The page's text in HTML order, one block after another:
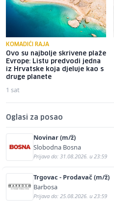
KOMADIĆI RAJA
Ovo su najbolje skrivene plaže
Evrope: Listu predvodi jedna
iz Hrvatske koja djeluje kao s
druge planete
1 sat
Oglasi za posao
Novinar (m/ž)
Slobodna Bosna
Prijava do: 31.08.2026. u 23:59
Trgovac - Prodavač (m/ž)
Barbosa
Prijava do: 25.08.2026. u 23:59